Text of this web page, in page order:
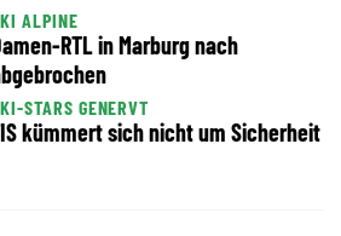
ALPINE
RTL in Marburg nach
STARS GENERVT
kümmert sich nicht um Sicherheit